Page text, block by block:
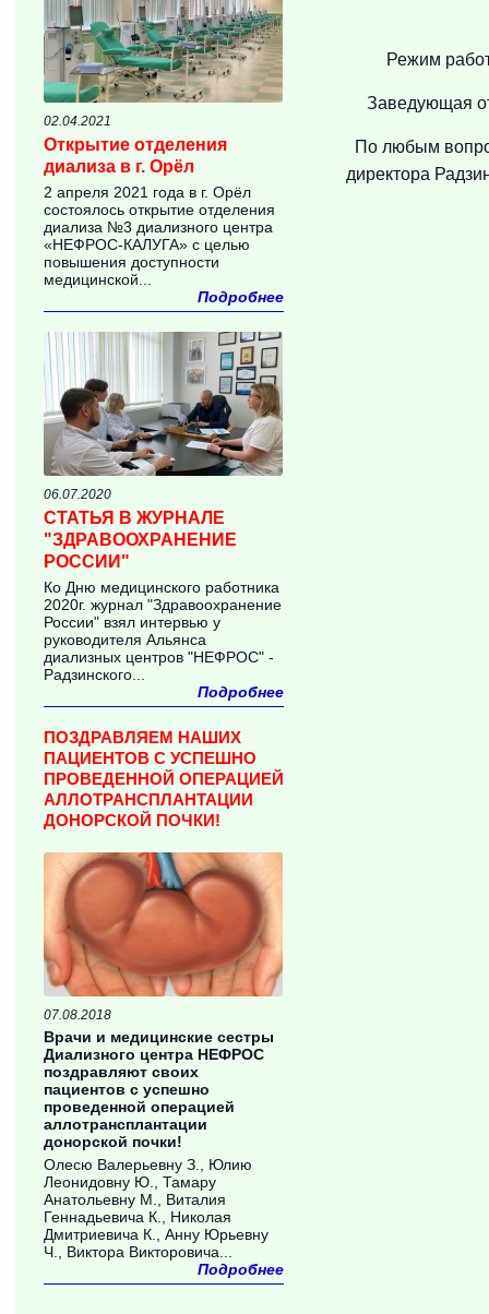
Режим
Заведующая
По любым
директора
02.04.2021
Открытие отделения
диализа в г. Орёл
2 апреля 2021 года в г. Орёл
состоялось открытие отделения
диализа №3 диализного центра
«НЕФРОС-КАЛУГА» с целью
повышения доступности
медицинской...
Подробнее
06.07.2020
СТАТЬЯ В ЖУРНАЛЕ
"ЗДРАВООХРАНЕНИЕ
РОССИИ"
Ко Дню медицинского работника
2020г. журнал "Здравоохранение
России" взял интервью у
руководителя Альянса
диализных центров "НЕФРОС" -
Радзинского...
Подробнее
ПОЗДРАВЛЯЕМ НАШИХ
ПАЦИЕНТОВ С УСПЕШНО
ПРОВЕДЕННОЙ ОПЕРАЦИЕЙ
АЛЛОТРАНСПЛАНТАЦИИ
ДОНОРСКОЙ ПОЧКИ!
07.08.2018
Врачи и медицинские сестры
Диализного центра НЕФРОС
поздравляют своих
пациентов с успешно
проведенной операцией
аллотрансплантации
донорской почки!
Олесю Валерьевну З., Юлию
Леонидовну Ю., Тамару
Анатольевну М., Виталия
Геннадьевича К., Николая
Дмитриевича К., Анну Юрьевну
Ч., Виктора Викторовича...
Подробнее